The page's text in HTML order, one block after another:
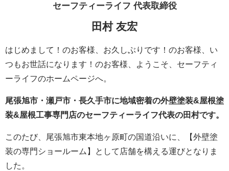
セーフティーライフ 代表取締役
田村 友宏
はじめまして！のお客様、お久しぶりです！のお客様、い
つもお世話になります！のお客様、ようこそ、セーフティ
ーライフのホームページへ。
尾張旭市・瀬戸市・長久手市に地域密着の外壁塗装&屋根塗
装&屋根工事専門店のセーフティーライフ代表の田村です。
このたび、尾張旭市東本地ヶ原町の国道沿いに、【外壁塗
装の専門ショールーム】として店舗を構える運びとなりま
した。